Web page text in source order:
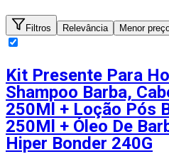
Filtros Relevância Menor
Kit Presente Para
Shampoo Barba,
250Ml + Loção Pós
250Ml + Óleo De
Hiper Bonder 240G